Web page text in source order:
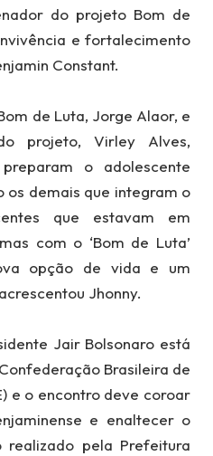
do projeto Bom de
e fortalecimento
Constant.
de Luta, Jorge Alaor, e
projeto, Virley Alves,
o adolescente
os demais que integram o
que estavam em
com o ‘Bom de Luta’
opção de vida e um
Jhonny.
Jair Bolsonaro está
Brasileira de
e o encontro deve coroar
e enaltecer o
realizado pela Prefeitura